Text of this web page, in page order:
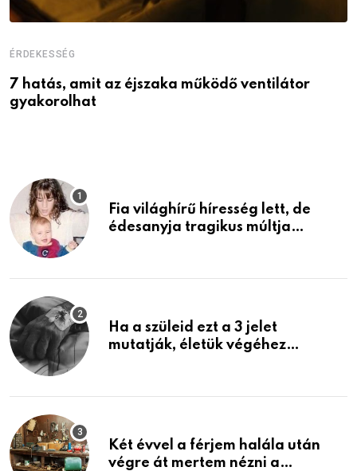
ÉRDEKESSÉG
7 hatás, amit az éjszaka működő ventilátor
gyakorolhat
Fia világhírű híresség lett, de
édesanyja tragikus múltja
Ha a szüleid ezt a 3 jelet
mutatják, életük végéhez
Két évvel a férjem halála után
végre át mertem nézni a